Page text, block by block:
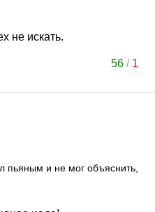
не искать.
56 / 1
пьяным и не мог объяснить,